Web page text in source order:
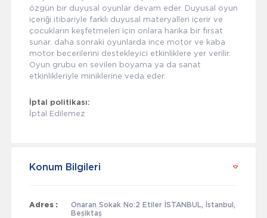
özgün bir duyusal oyunlar devam eder. Duyusal oyun
içeriği itibariyle farklı duyusal materyalleri içerir ve
çocukların keşfetmeleri için onlara harika bir fırsat
sunar. daha sonraki oyunlarda ince motor ve kaba
motor becerilerini destekleyici etkinliklere yer verilir.
Oyun grubu en sevilen boyama ya da sanat
etkinlikleriyle miniklerine veda eder.
İptal politikası:
İptal Edilemez
Konum Bilgileri
Adres :
Onaran Sokak No:2 Etiler İSTANBUL, İstanbul,
Beşiktaş